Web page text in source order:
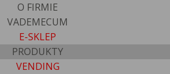
O FIRMIE
VADEMECUM
E-SKLEP
PRODUKTY
VENDING